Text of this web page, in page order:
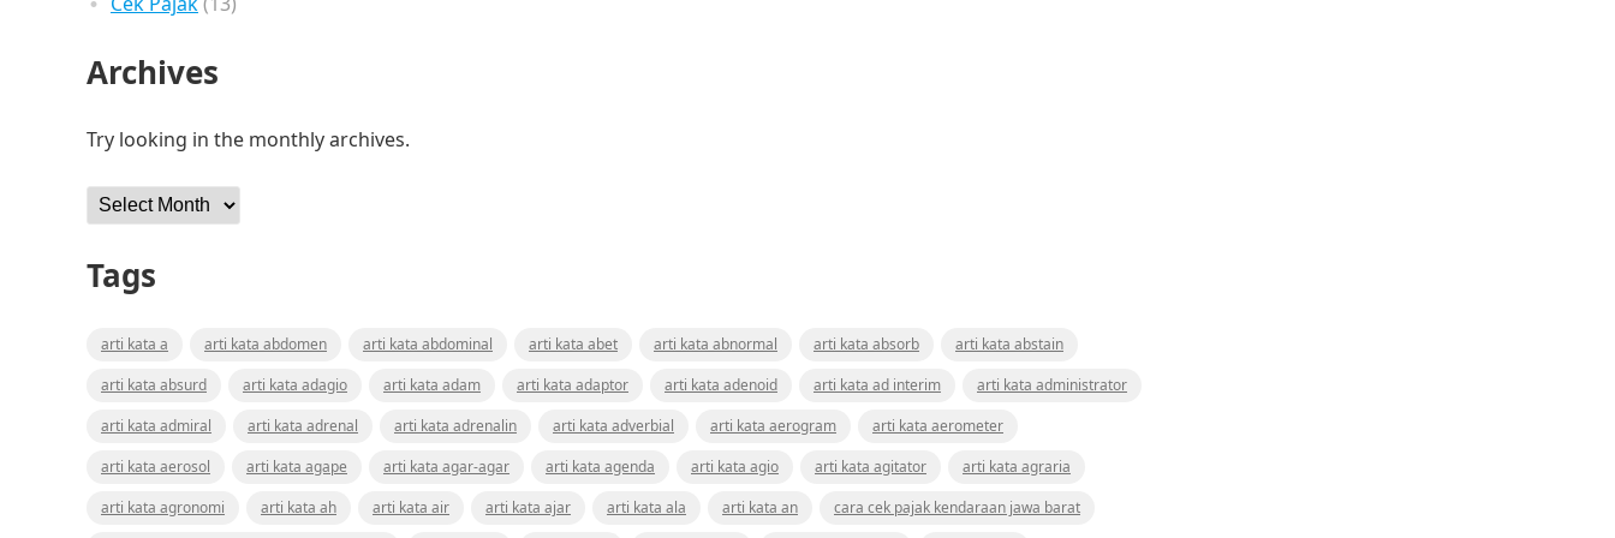
Archives
Try looking in the monthly archives.
Archives
Tags
arti kata a arti kata abdomen arti kata abdominal arti kata abet arti kata abnormal arti kata absorb
arti kata abstain
arti kata absurd
arti kata adagio arti kata adam arti kata adaptor arti kata adenoid arti kata ad interim
arti kata administrator
arti kata admiral
arti kata adrenal arti kata adrenalin arti kata adverbial arti kata aerogram
arti kata aerometer
arti kata aerosol
arti kata agape arti kata agar-agar arti kata agenda arti kata agio arti kata agitator
arti kata agraria
arti kata agronomi
arti kata ah arti kata air arti kata ajar arti kata ala arti kata an
cara cek pajak kendaraan jawa barat